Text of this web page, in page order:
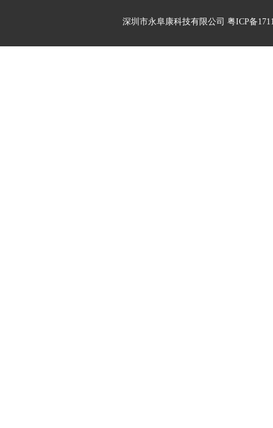
深圳市永阜康科技有限公司 粤ICP备